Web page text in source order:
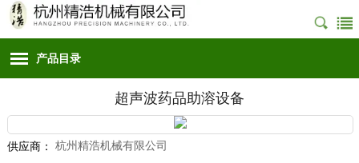
产品目录
超声波药品助溶设备
供应商： 杭州精浩机械有限公司